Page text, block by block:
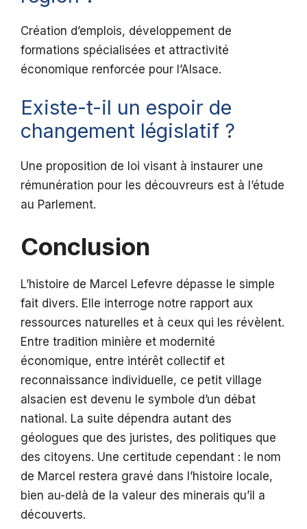
Création d’emplois, développement de
formations spécialisées et attractivité
économique renforcée pour l’Alsace.
Existe-t-il un espoir de
changement législatif ?
Une proposition de loi visant à instaurer une
rémunération pour les découvreurs est à l’étude
au Parlement.
Conclusion
L’histoire de Marcel Lefevre dépasse le simple
fait divers. Elle interroge notre rapport aux
ressources naturelles et à ceux qui les révèlent.
Entre tradition minière et modernité
économique, entre intérêt collectif et
reconnaissance individuelle, ce petit village
alsacien est devenu le symbole d’un débat
national. La suite dépendra autant des
géologues que des juristes, des politiques que
des citoyens. Une certitude cependant : le nom
de Marcel restera gravé dans l’histoire locale,
bien au-delà de la valeur des minerais qu’il a
découverts.